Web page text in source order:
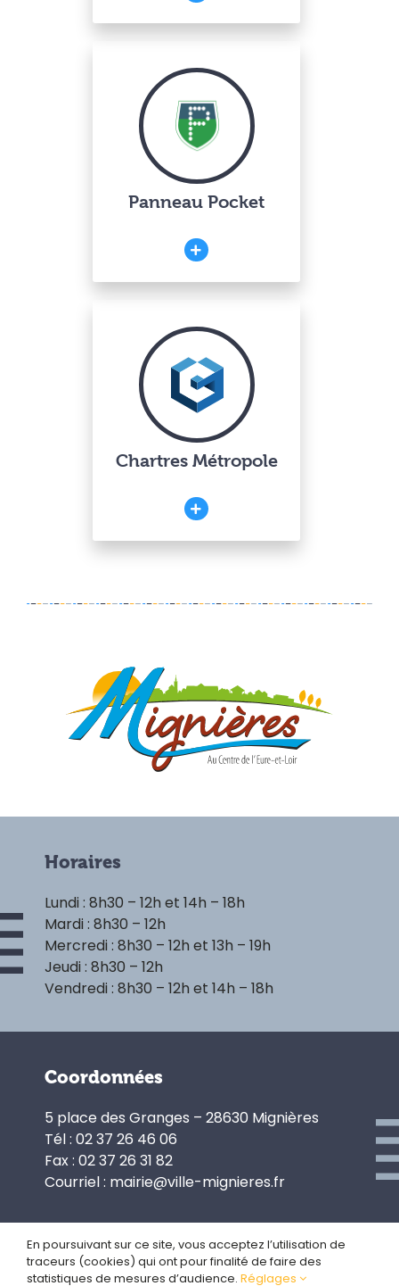
Panneau Pocket
Chartres Métropole
Horaires
Lundi : 8h30 – 12h et 14h – 18h
Mardi : 8h30 – 12h
Mercredi : 8h30 – 12h et 13h – 19h
Jeudi : 8h30 – 12h
Vendredi : 8h30 – 12h et 14h – 18h
Coordonnées
5 place des Granges – 28630 Mignières
Tél : 02 37 26 46 06
Fax : 02 37 26 31 82
Courriel : mairie@ville-mignieres.fr
Politique de confidentialité
En poursuivant sur ce site, vous acceptez l’utilisation de
traceurs (cookies) qui ont pour finalité de faire des
statistiques de mesures d’audience. Réglages